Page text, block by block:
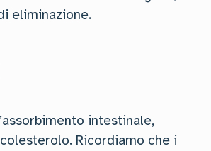
eliminazione.
intestinale,
Ricordiamo che i